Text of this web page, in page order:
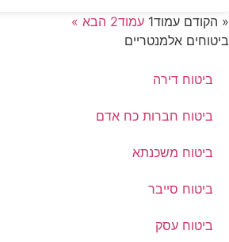
« הקודם עמוד1 עמוד2 הבא »
ביטוחים אלמנטריים
ביטוח דירה
ביטוח חברות כח אדם
ביטוח משכנתא
ביטוח סייבר
ביטוח עסק